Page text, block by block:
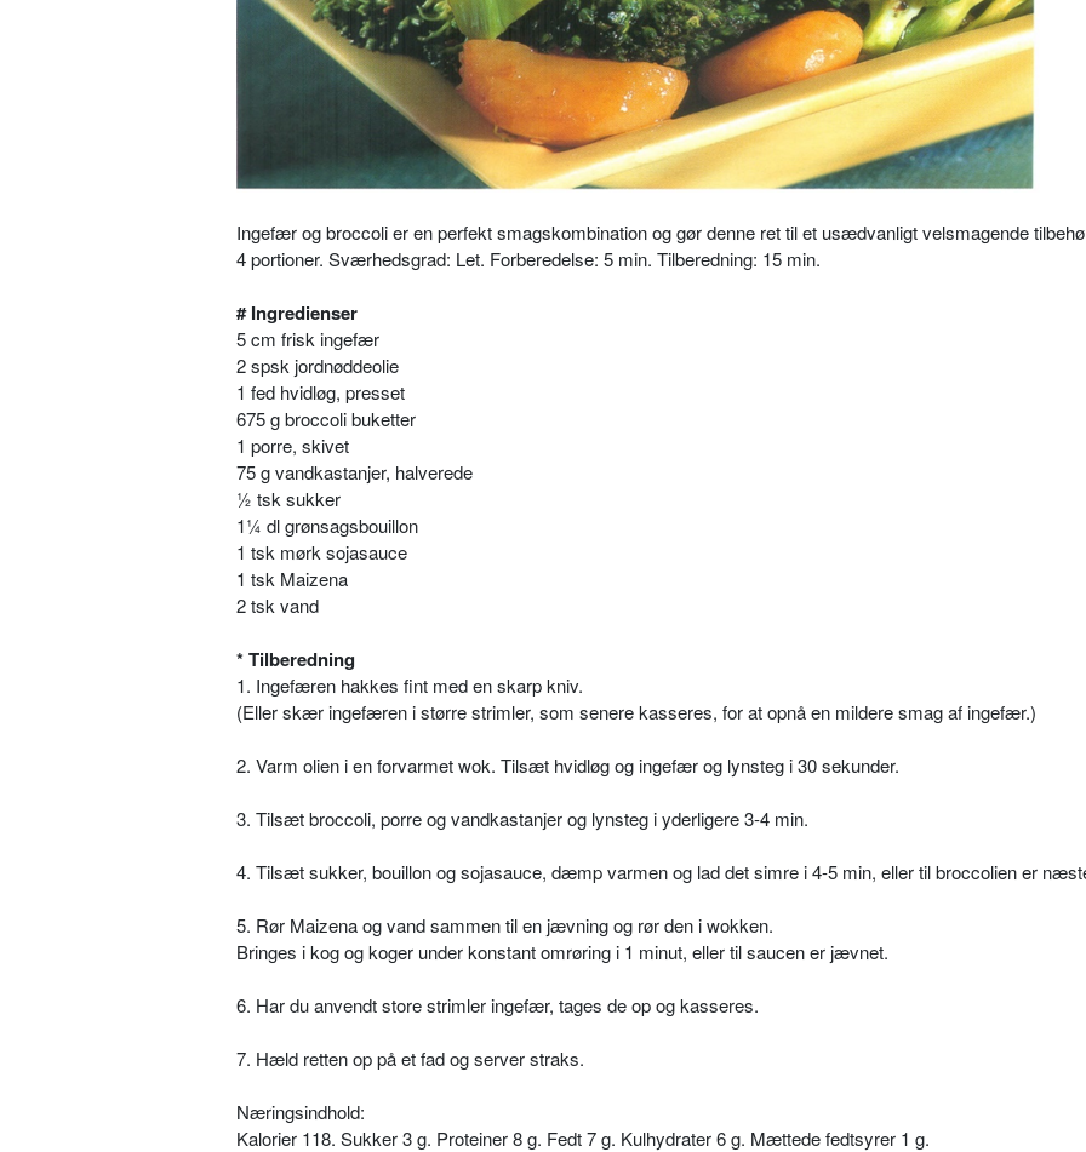
Ingefær og broccoli er en perfekt smagskombination og gør denne ret til et usædvanligt velsmagende
4 portioner. Sværhedsgrad: Let. Forberedelse: 5 min. Tilberedning: 15 min.
# Ingredienser
5 cm frisk ingefær
2 spsk jordnøddeolie
1 fed hvidløg, presset
675 g broccoli buketter
1 porre, skivet
75 g vandkastanjer, halverede
½ tsk sukker
1¼ dl grønsagsbouillon
1 tsk mørk sojasauce
1 tsk Maizena
2 tsk vand
* Tilberedning
1. Ingefæren hakkes fint med en skarp kniv.
(Eller skær ingefæren i større strimler, som senere kasseres, for at opnå en mildere smag af ingefær.)
2. Varm olien i en forvarmet wok. Tilsæt hvidløg og ingefær og lynsteg i 30 sekunder.
3. Tilsæt broccoli, porre og vandkastanjer og lynsteg i yderligere 3-4 min.
4. Tilsæt sukker, bouillon og sojasauce, dæmp varmen og lad det simre i 4-5 min, eller til broccolien er
5. Rør Maizena og vand sammen til en jævning og rør den i wokken.
Bringes i kog og koger under konstant omrøring i 1 minut, eller til saucen er jævnet.
6. Har du anvendt store strimler ingefær, tages de op og kasseres.
7. Hæld retten op på et fad og server straks.
Næringsindhold:
Kalorier 118. Sukker 3 g. Proteiner 8 g. Fedt 7 g. Kulhydrater 6 g. Mættede fedtsyrer 1 g.